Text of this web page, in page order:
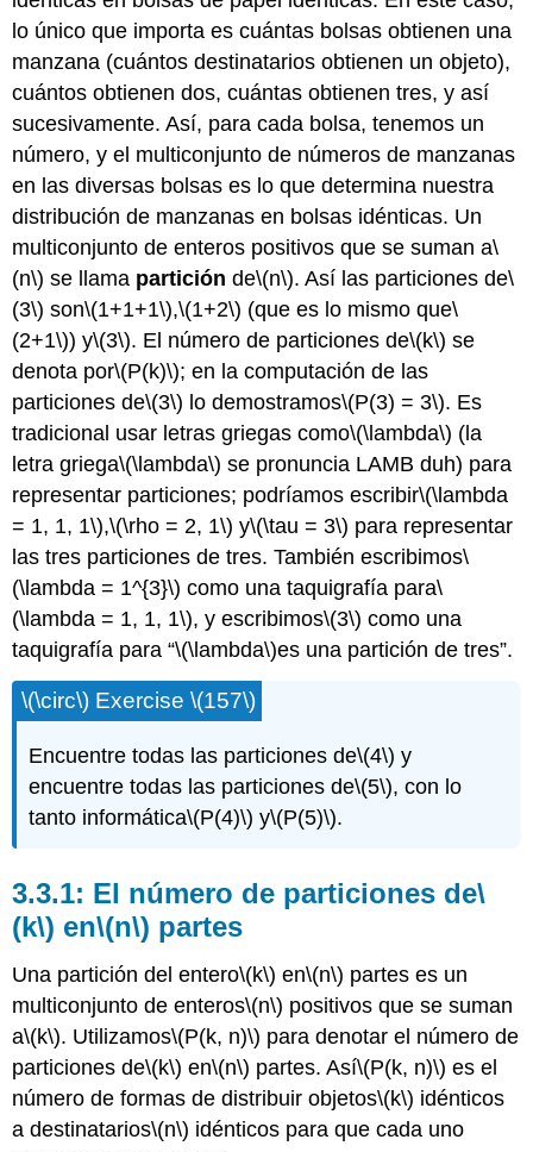
lo único que importa es cuántas bolsas obtienen una
manzana (cuántos destinatarios obtienen un objeto),
cuántos obtienen dos, cuántas obtienen tres, y así
sucesivamente. Así, para cada bolsa, tenemos un
número, y el multiconjunto de números de manzanas
en las diversas bolsas es lo que determina nuestra
distribución de manzanas en bolsas idénticas. Un
multiconjunto de enteros positivos que se suman a\
(n\) se llama partición de\(n\). Así las particiones de\
(3\) son\(1+1+1\),\(1+2\) (que es lo mismo que\
(2+1\)) y\(3\). El número de particiones de\(k\) se
denota por\(P(k)\); en la computación de las
particiones de\(3\) lo demostramos\(P(3) = 3\). Es
tradicional usar letras griegas como\(\lambda\) (la
letra griega\(\lambda\) se pronuncia LAMB duh) para
representar particiones; podríamos escribir\(\lambda
= 1, 1, 1\),\(\rho = 2, 1\) y\(\tau = 3\) para representar
las tres particiones de tres. También escribimos\
(\lambda = 1^{3}\) como una taquigrafía para\
(\lambda = 1, 1, 1\), y escribimos\(3\) como una
taquigrafía para “\(\lambda\)es una partición de tres”.
\(\circ\) Exercise\(157\)
Encuentre todas las particiones de\(4\) y
encuentre todas las particiones de\(5\), con lo
tanto informática\(P(4)\) y\(P(5)\).
3.3.1: El número de particiones de\
(k\) en\(n\) partes
Una partición del entero\(k\) en\(n\) partes es un
multiconjunto de enteros\(n\) positivos que se suman
a\(k\). Utilizamos\(P(k, n)\) para denotar el número de
particiones de\(k\) en\(n\) partes. Así\(P(k, n)\) es el
número de formas de distribuir objetos\(k\) idénticos
a destinatarios\(n\) idénticos para que cada uno